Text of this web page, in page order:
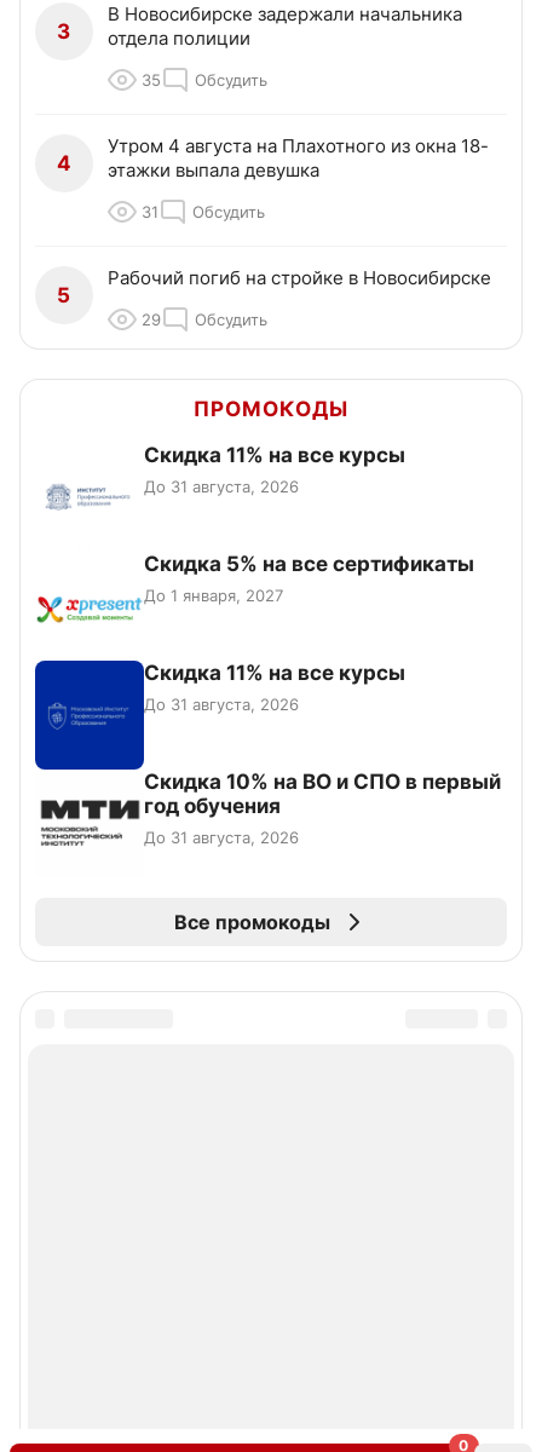
0
3
В Новосибирске задержали начальника
отдела полиции
35 Обсудить
4
Утром 4 августа на Плахотного из окна 18-
этажки выпала девушка
31 Обсудить
5
Рабочий погиб на стройке в Новосибирске
29 Обсудить
ПРОМОКОДЫ
Скидка 11% на все курсы
До 31 августа, 2026
Скидка 5% на все сертификаты
До 1 января, 2027
Скидка 11% на все курсы
До 31 августа, 2026
Скидка 10% на ВО и СПО в первый
год обучения
До 31 августа, 2026
Все промокоды